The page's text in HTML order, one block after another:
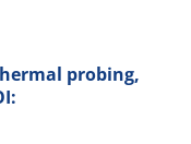
probing,